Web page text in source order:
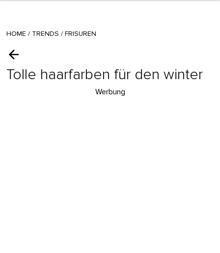
HOME / TRENDS / FRISUREN
Tolle haarfarben für den winter
Werbung